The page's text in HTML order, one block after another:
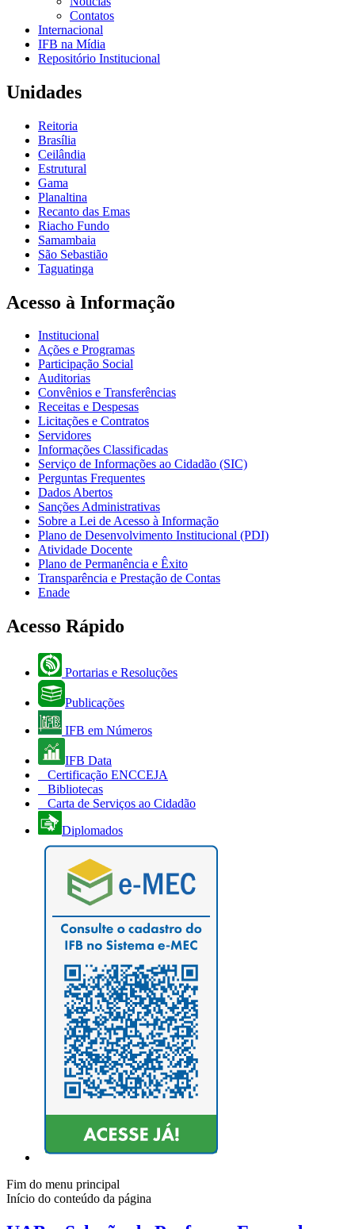
Contatos
Internacional
IFB na Mídia
Repositório Institucional
Unidades
Reitoria
Brasília
Ceilândia
Estrutural
Gama
Planaltina
Recanto das Emas
Riacho Fundo
Samambaia
São Sebastião
Taguatinga
Acesso à Informação
Institucional
Ações e Programas
Participação Social
Auditorias
Convênios e Transferências
Receitas e Despesas
Licitações e Contratos
Servidores
Informações Classificadas
Serviço de Informações ao Cidadão (SIC)
Perguntas Frequentes
Dados Abertos
Sanções Administrativas
Sobre a Lei de Acesso à Informação
Plano de Desenvolvimento Institucional (PDI)
Atividade Docente
Plano de Permanência e Êxito
Transparência e Prestação de Contas
Enade
Acesso Rápido
Portarias e Resoluções
Publicações
IFB em Números
IFB Data
Certificação ENCCEJA
Bibliotecas
Carta de Serviços ao Cidadão
Diplomados
Fim do menu principal
Início do conteúdo da página